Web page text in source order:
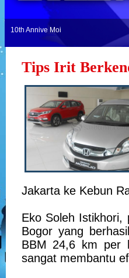
10th Annive Moi
Tips Irit
Jakarta ke Kebun
Eko Soleh Istikhori,
Bogor yang
BBM 24,6 km per
sangat membantu